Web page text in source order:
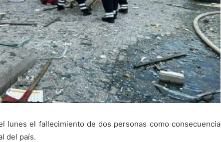
lunes el fallecimiento de dos personas como consecuencia
del país.